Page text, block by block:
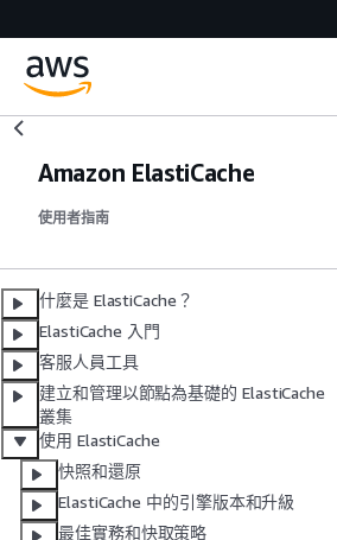
Amazon ElastiCache
使用者指南
什麼是 ElastiCache？
ElastiCache 入門
客服人員工具
建立和管理以節點為基礎的 ElastiCache
叢集
使用 ElastiCache
快照和還原
ElastiCache 中的引擎版本和升級
最佳實務和快取策略